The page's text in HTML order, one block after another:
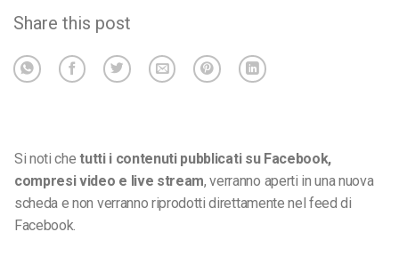
Share this post
Si noti chetutti i contenuti pubblicati su Facebook,
compresi video e live stream, verranno aperti in una nuova
scheda e non verranno riprodotti direttamente nel feed di
Facebook